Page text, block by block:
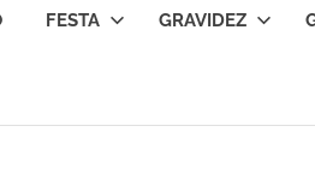
FESTA GRAVIDEZ